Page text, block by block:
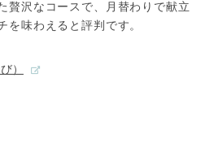
贅沢なコースで、月替わりで献立
味わえると評判です。
）